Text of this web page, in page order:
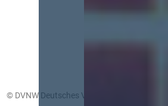
© DVNW Deutsches Vergabenetzwerk GmbH